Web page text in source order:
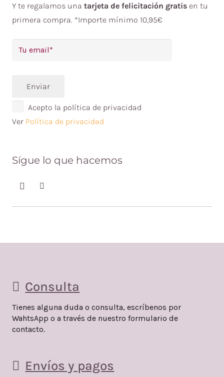
Y te regalamos una tarjeta de felicitación gratis en tu
primera compra. *Importe mínimo 10,95€
Enviar
Acepto la política de privacidad
Ver Política de privacidad
Sígue lo que hacemos
Consulta
Tienes alguna duda o consulta, escríbenos por
WahtsApp o a través de nuestro formulario de
contacto.
Envíos y pagos